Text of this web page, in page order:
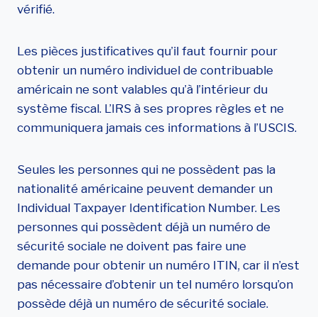
vérifié.
Les pièces justificatives qu’il faut fournir pour
obtenir un numéro individuel de contribuable
américain ne sont valables qu’à l’intérieur du
système fiscal. L’IRS à ses propres règles et ne
communiquera jamais ces informations à l’USCIS.
Seules les personnes qui ne possèdent pas la
nationalité américaine peuvent demander un
Individual Taxpayer Identification Number. Les
personnes qui possèdent déjà un numéro de
sécurité sociale ne doivent pas faire une
demande pour obtenir un numéro ITIN, car il n’est
pas nécessaire d’obtenir un tel numéro lorsqu’on
possède déjà un numéro de sécurité sociale.